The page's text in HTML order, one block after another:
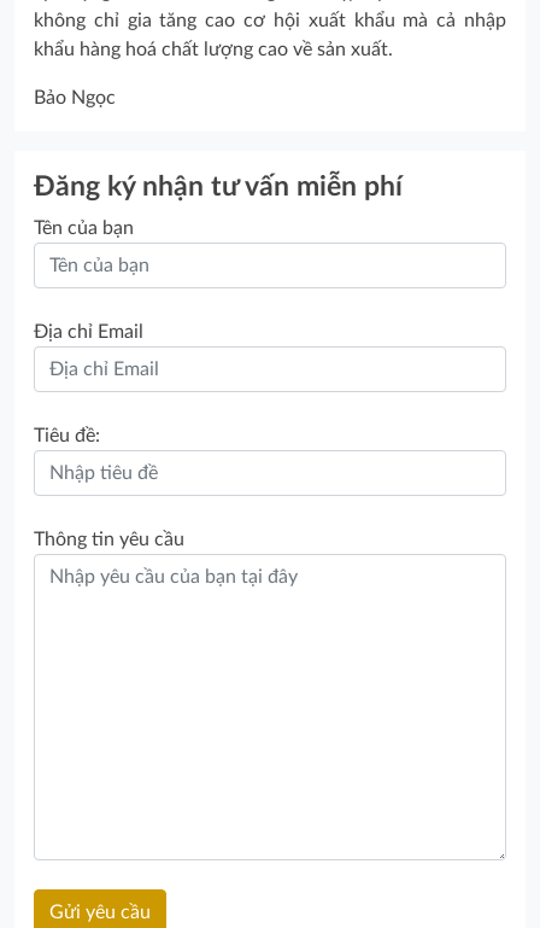
không chỉ gia tăng cao cơ hội xuất khẩu mà cả nhập
khẩu hàng hoá chất lượng cao về sản xuất.
Bảo Ngọc
Đăng ký nhận tư vấn miễn phí
Tên của bạn
Địa chỉ Email
Tiêu đề:
Thông tin yêu cầu